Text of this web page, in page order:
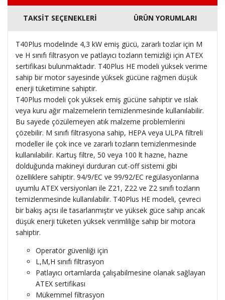
TAKSİT SEÇENEKLERİ ÜRÜN YORUMLARI
T40Plus modelinde 4,3 kW emiş gücü, zararlı tozlar için M
ve H sınıfı filtrasyon ve patlayıcı tozların temizliği için ATEX
sertifikası bulunmaktadır. T40Plus HE modeli yüksek verime
sahip bir motor sayesinde yüksek gücüne rağmen düşük
enerji tüketimine sahiptir.
T40Plus modeli çok yüksek emiş gücüne sahiptir ve ıslak
veya kuru ağır malzemelerin temizlenmesinde kullanılabilir.
Bu sayede çözülemeyen atık malzeme problemlerini
çözebilir. M sınıfı filtrasyona sahip, HEPA veya ULPA filtreli
modeller ile çok ince ve zararlı tozların temizlenmesinde
kullanılabilir. Kartuş filtre, 50 veya 100 lt hazne, hazne
dolduğunda makineyi durduran cut-off sistemi gibi
özelliklere sahiptir. 94/9/EC ve 99/92/EC regülasyonlarına
uyumlu ATEX versiyonları ile Z21, Z22 ve Z2 sınıfı tozların
temizlenmesinde kullanılabilir. T40Plus HE modeli, çevreci
bir bakış açısı ile tasarlanmıştır ve yüksek güce sahip ancak
düşük enerji tüketen yüksek verimliliğe sahip bir motora
sahiptir.
Operatör güvenliği için
L,M,H sınıfı filtrasyon
Patlayıcı ortamlarda çalışabilmesine olanak sağlayan
ATEX sertifikası
Mükemmel filtrasyon